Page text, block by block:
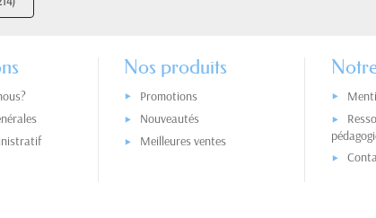
Nos produits
Promotions
Nouveautés
Meilleures ventes